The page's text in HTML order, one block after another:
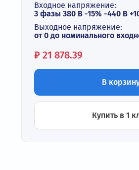
Входное напряжение:
3 фазы 380 В -15% -440 В
Выходное напряжение:
от 0 до номинального
Цена:
₽ 21 878.39
В
Купить в 1